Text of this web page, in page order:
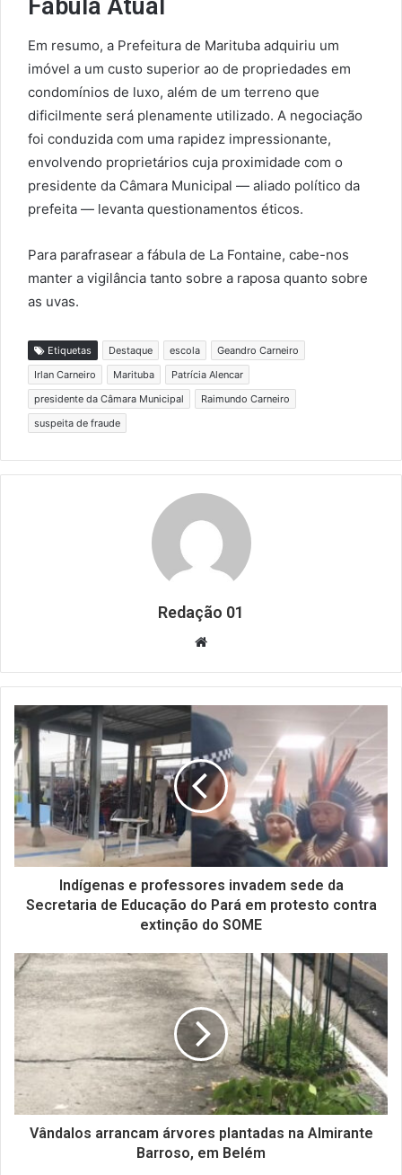
Fábula Atual
Em resumo, a Prefeitura de Marituba adquiriu um
imóvel a um custo superior ao de propriedades em
condomínios de luxo, além de um terreno que
dificilmente será plenamente utilizado. A negociação
foi conduzida com uma rapidez impressionante,
envolvendo proprietários cuja proximidade com o
presidente da Câmara Municipal — aliado político da
prefeita — levanta questionamentos éticos.
Para parafrasear a fábula de La Fontaine, cabe-nos
manter a vigilância tanto sobre a raposa quanto sobre
as uvas.
Etiquetas Destaque escola
Geandro Carneiro
Irlan Carneiro
Marituba
Patrícia Alencar
presidente da Câmara Municipal
Raimundo Carneiro
suspeita de fraude
Redação 01
Website
Indígenas e professores invadem sede da
Secretaria de Educação do Pará em protesto contra
extinção do SOME
Vândalos arrancam árvores plantadas na Almirante
Barroso, em Belém